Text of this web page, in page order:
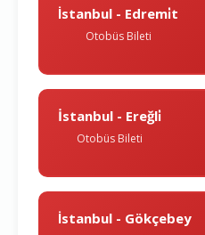
İstanbul - Edremi̇t
Otobüs Bileti
İstanbul - Ereğli̇
Otobüs Bileti
İstanbul - Gökçebey